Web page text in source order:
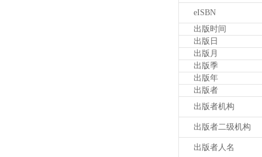
eISBN
出版时间
出版日
出版月
出版季
出版年
出版者
出版者机构
出版者二级机构
出版者人名